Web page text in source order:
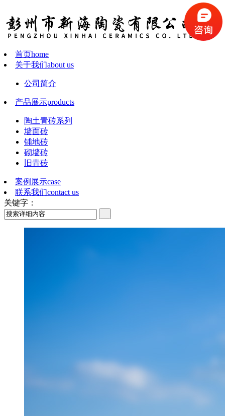
首页home
关于我们about us
公司简介
产品展示products
陶土青砖系列
墙面砖
铺地砖
砌墙砖
旧青砖
案例展示case
联系我们contact us
关键字：